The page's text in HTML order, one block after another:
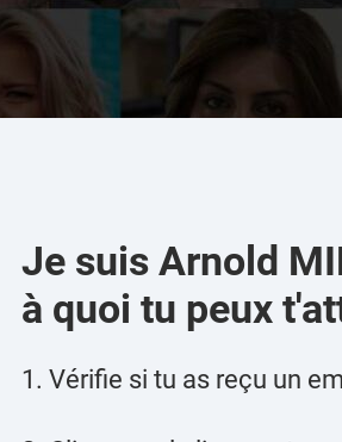
Je suis Arnold
à quoi tu peux
1. Vérifie si tu as reçu un